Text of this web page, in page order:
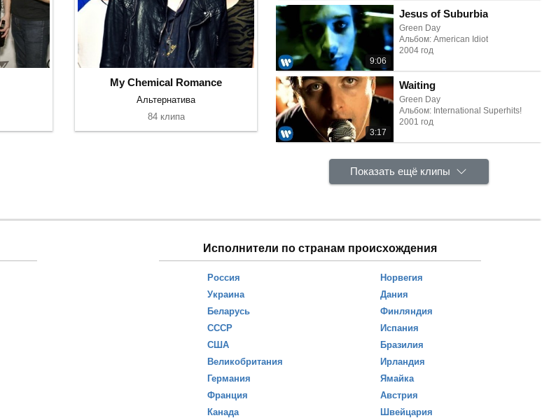
9:06
Jesus of Suburbia
Green Day
Альбом: American Idiot
2004 год
3:17
Waiting
Green Day
Альбом: International Superhits!
2001 год
Показать ещё клипы
My Chemical Romance
Альтернатива
84 клипа
Исполнители по странам происхождения
Россия
Украина
Беларусь
СССР
США
Великобритания
Германия
Франция
Канада
Норвегия
Дания
Финляндия
Испания
Бразилия
Ирландия
Ямайка
Австрия
Швейцария